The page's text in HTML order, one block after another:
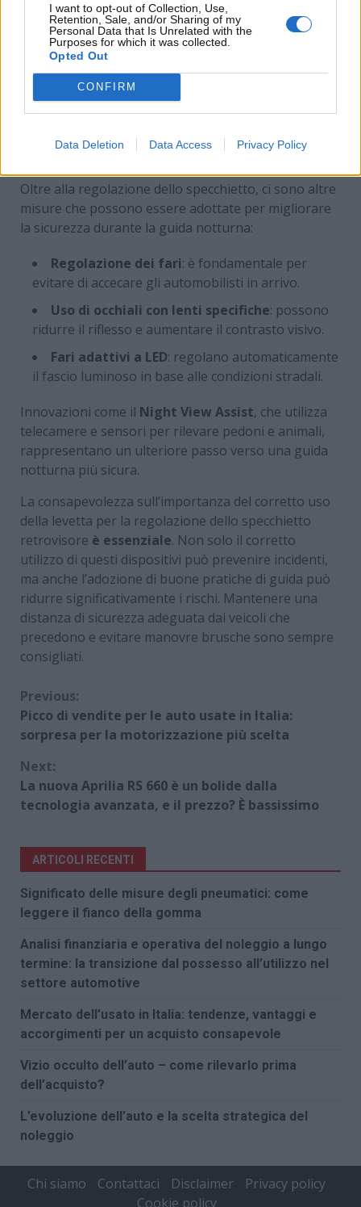
I want to opt-out of Collection, Use,
Retention, Sale, and/or Sharing of my
Personal Data that Is Unrelated with the
Purposes for which it was collected.
Opted Out
CONFIRM
Data Deletion Data Access Privacy Policy
Questa levetta vicino al retrovisore è vitale –
www.MotoriNews24.com
Oltre alla regolazione dello specchietto, ci sono altre
misure che possono essere adottate per migliorare
la sicurezza durante la guida notturna:
Regolazione dei fari: è fondamentale per
evitare di accecare gli automobilisti in arrivo.
Uso di occhiali con lenti specifiche: possono
ridurre il riflesso e aumentare il contrasto visivo.
Fari adattivi a LED: regolano automaticamente
il fascio luminoso in base alle condizioni stradali.
Innovazioni come il Night View Assist, che utilizza
telecamere e sensori per rilevare pedoni e animali,
rappresentano un ulteriore passo verso una guida
notturna più sicura.
La consapevolezza sull’importanza del corretto uso
della levetta per la regolazione dello specchietto
retrovisore è essenziale. Non solo il corretto
utilizzo di questi dispositivi può prevenire incidenti,
ma anche l’adozione di buone pratiche di guida può
ridurre significativamente i rischi. Mantenere una
distanza di sicurezza adeguata dai veicoli che
precedono e evitare manovre brusche sono sempre
consigliati.
Continue
Reading
Previous:
Picco di vendite per le auto usate in Italia:
sorpresa per la motorizzazione più scelta
Next:
La nuova Aprilia RS 660 è un bolide dalla
tecnologia avanzata, e il prezzo? È bassissimo
ARTICOLI RECENTI
Significato delle misure degli pneumatici: come
leggere il fianco della gomma
Analisi finanziaria e operativa del noleggio a lungo
termine: la transizione dal possesso all’utilizzo nel
settore automotive
Mercato dell’usato in Italia: tendenze, vantaggi e
accorgimenti per un acquisto consapevole
Vizio occulto dell’auto – come rilevarlo prima
dell’acquisto?
L’evoluzione dell’auto e la scelta strategica del
noleggio
Chi siamo Contattaci Disclaimer
Privacy policy
Cookie policy